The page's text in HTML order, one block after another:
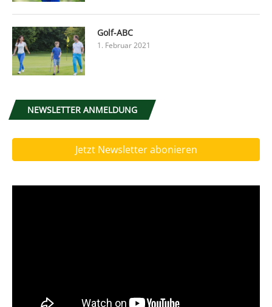
Golf-ABC
1. Februar 2021
NEWSLETTER ANMELDUNG
Jetzt Newsletter abonieren